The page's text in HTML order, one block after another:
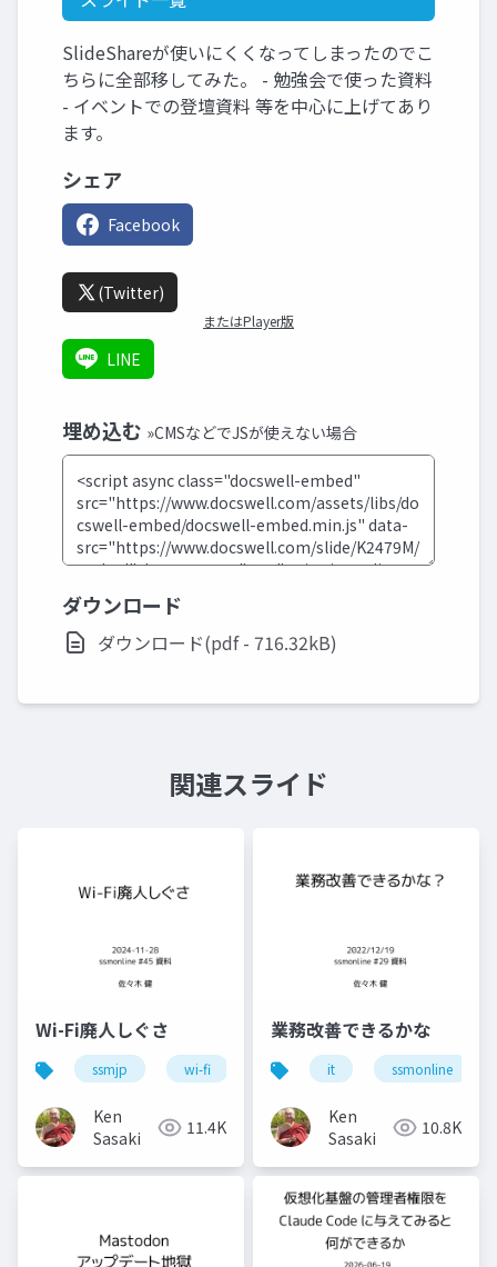
SlideShareが使いにくくなってしまったのでこ
ちらに全部移してみた。 - 勉強会で使った資料
- イベントでの登壇資料 等を中心に上げてあり
ます。
シェア
Facebook
(Twitter)
またはPlayer版
LINE
埋め込む »CMSなどでJSが使えない場合
ダウンロード
ダウンロード(pdf - 716.32kB)
関連スライド
Wi-Fi廃人しぐさ
ssmjp wi-fi conbu bakuchiku
Ken
Sasaki
11.4K
業務改善できるかな
it ssmonline
Ken
Sasaki
10.8K